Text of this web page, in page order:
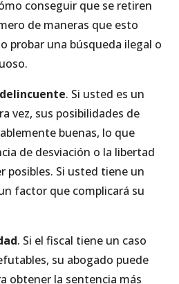
conseguir que se retiren
de maneras que esto
probar una búsqueda ilegal o
. Si usted es un
vez, sus posibilidades de
buenas, lo que
de desviación o la libertad
posibles. Si usted tiene un
factor que complicará su
. Si el fiscal tiene un caso
su abogado puede
obtener la sentencia más